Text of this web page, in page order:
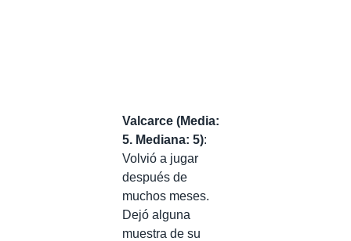
Valcarce (Media:
5. Mediana: 5):
Volvió a jugar
después de
muchos meses.
Dejó alguna
muestra de su